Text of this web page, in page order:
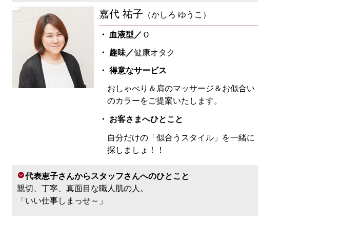
嘉代 祐子 （かしろ ゆうこ）
・ 血液型／ Ｏ
・ 趣味／健康オタク
・ 得意なサービス
おしゃべり＆肩のマッサージ＆お似合い
のカラーをご提案いたします。
・ お客さまへひとこと
自分だけの「似合うスタイル」を一緒に
探しましょ！！
代表恵子さんからスタッフさんへのひとこと
親切、丁寧、真面目な職人肌の人。
「いい仕事しまっせ～」